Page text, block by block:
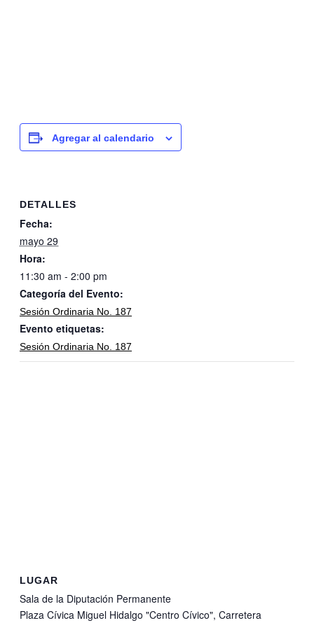
Agregar al calendario
DETALLES
Fecha:
mayo 29
Hora:
11:30 am - 2:00 pm
Categoría del Evento:
Sesión Ordinaria No. 187
Evento etiquetas:
Sesión Ordinaria No. 187
LUGAR
Sala de la Diputación Permanente
Plaza Cívica Miguel Hidalgo "Centro Cívico", Carretera